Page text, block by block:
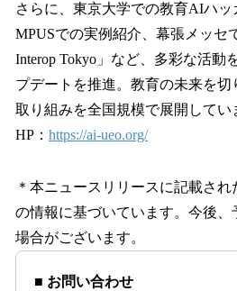
さらに、東京大学での教育AIハ
MPUSでの実例紹介、幕張メッセ
Interop Tokyo」など、多彩な活動
プデートを推進。教育の未来を
取り組みを全国規模で展開してい
HP： https://ai-ueo.org/
＊本ニュースリリースに記載さ
の情報に基づいています。今後、
場合がございます。
■ お問い合わせ